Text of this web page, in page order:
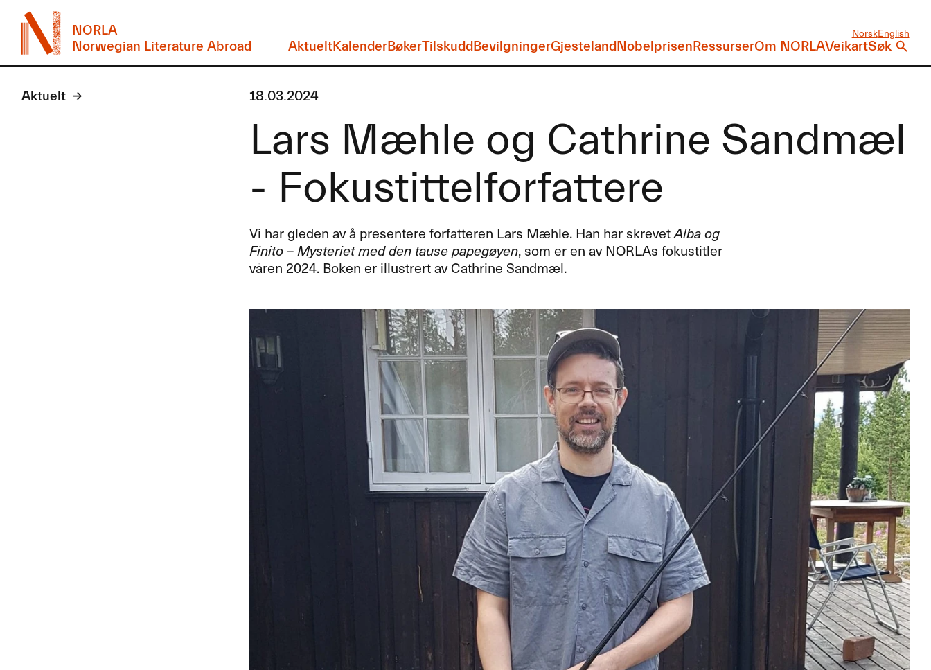
NORLA
Norwegian Literature Abroad
NorskEnglish
AktueltKalenderBøkerTilskuddBevilgningerGjestelandNobelprisenRessurserOm NORLAVeikartSøk
Aktuelt 18.03.2024
Lars Mæhle og Cathrine Sandmæl
- Fokustittelforfattere
Vi har gleden av å presentere forfatteren Lars Mæhle. Han har skrevetAlba og
Finito – Mysteriet med den tause papegøyen, som er en av NORLAs fokustitler
våren 2024. Boken er illustrert av Cathrine Sandmæl.